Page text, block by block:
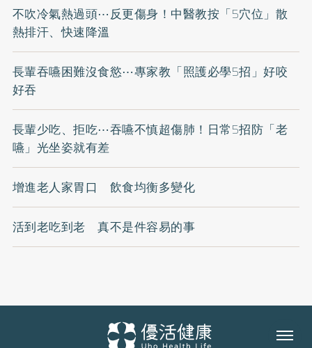
不吹冷氣熱過頭⋯反更傷身！中醫教按「5穴位」散
熱排汗、快速降溫
長輩吞嚥困難沒食慾⋯專家教「照護必學5招」好咬
好吞
長輩少吃、拒吃⋯吞嚥不慎超傷肺！日常5招防「老
嚥」光坐姿就有差
增進老人家胃口 飲食均衡多變化
活到老吃到老 真不是件容易的事
Menu